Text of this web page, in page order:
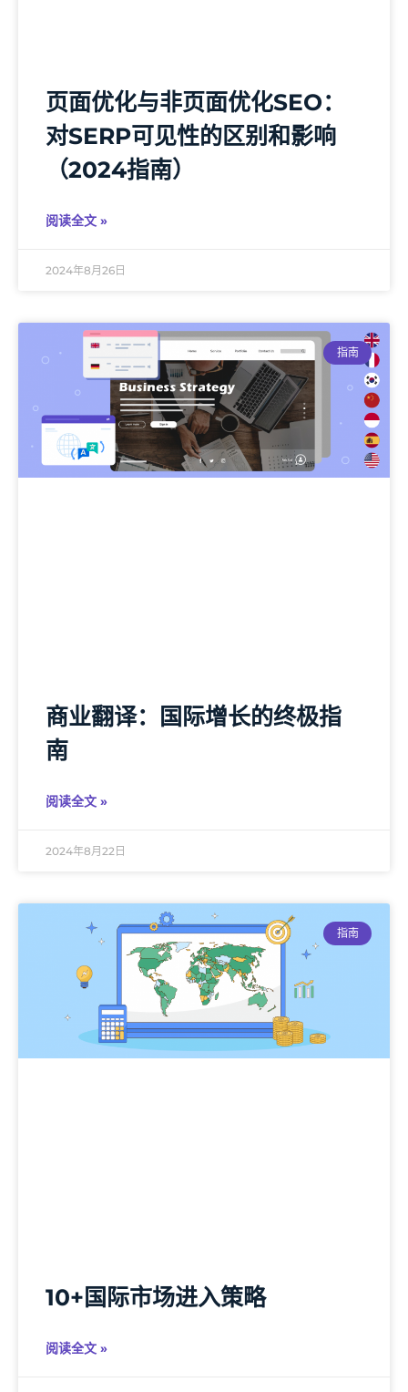
页面优化与非页面优化SEO：
对SERP可见性的区别和影响
（2024指南）
阅读全文 »
2024年8月26日
指南
商业翻译：国际增长的终极指
南
阅读全文 »
2024年8月22日
指南
10+国际市场进入策略
阅读全文 »